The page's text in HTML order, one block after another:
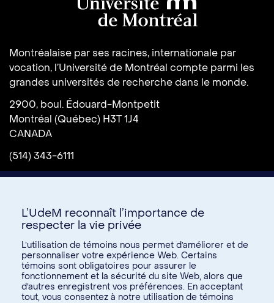
Montréalaise par ses racines, internationale par
vocation, l’Université de Montréal compte parmi les
grandes universités de recherche dans le monde.
2900, boul. Édouard-Montpetit
Montréal (Québec) H3T 1J4
CANADA
(514) 343-6111
Donnez à l’UdeM
L’UdeM reconnaît l’importance de
respecter la vie privée
L’utilisation de témoins nous permet d’améliorer et de
personnaliser votre expérience Web. Certains
témoins sont obligatoires pour assurer le
fonctionnement et la sécurité du site Web, alors que
d’autres enregistrent vos préférences. En acceptant
tout, vous consentez à notre utilisation de témoins